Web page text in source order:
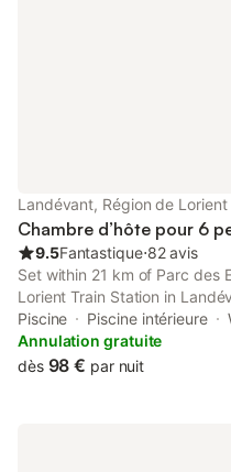
Landévant, Région de Lorient
Chambre d’hôte pour 6
9.5Fantastique⋅82 avis
Set within 21 km of Parc des
Lorient Train Station in
accommodation with seating
restaurant, plus free private
Piscine Piscine intérieure
Annulation gratuite
dès 98 € par nuit